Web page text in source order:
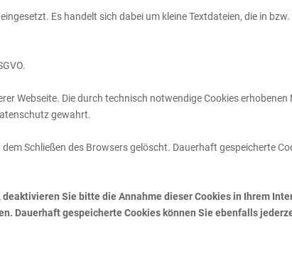
Es handelt sich dabei um kleine Textdateien, die in
Webseite. Die durch technisch notwendige Cookies
gewahrt.
Schließen des Browsers gelöscht. Dauerhaft gespeicherte
Sie bitte die Annahme dieser Cookies in Ihrem
Dauerhaft gespeicherte Cookies können Sie ebenfalls